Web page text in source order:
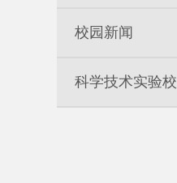
校园新闻
科学技术实验校